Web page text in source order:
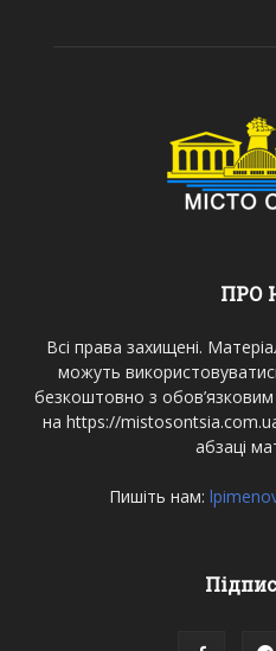
ПРО
Всі права захищені.
можуть
безкоштовно з
на https://
абзаці
Пишіть нам: